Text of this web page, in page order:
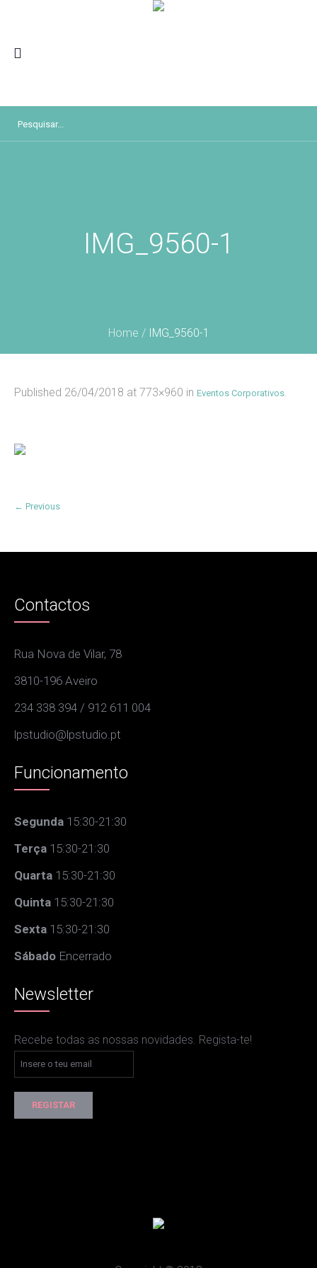
IMG_9560-1
Home / IMG_9560-1
Published 26/04/2018 at 773×960 in Eventos Corporativos.
← Previous
Contactos
Rua Nova de Vilar, 78
3810-196 Aveiro
234 338 394 / 912 611 004
lpstudio@lpstudio.pt
Funcionamento
Segunda 15:30-21:30
Terça 15:30-21:30
Quarta 15:30-21:30
Quinta 15:30-21:30
Sexta 15:30-21:30
Sábado Encerrado
Newsletter
Recebe todas as nossas novidades. Regista-te!